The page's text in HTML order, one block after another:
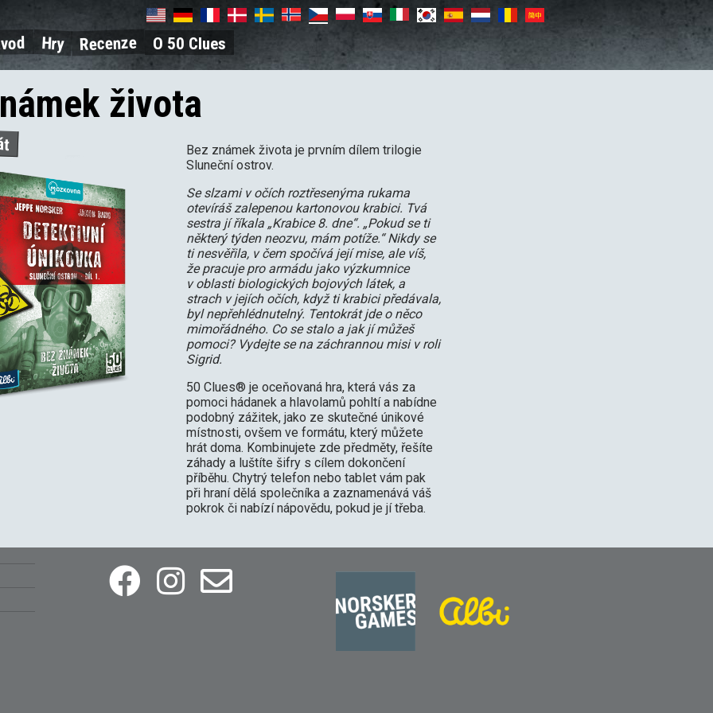
Hry Recenze O 50 Clues
života
Bez známek života je prvním dílem trilogie
Sluneční ostrov.
Se slzami v očích roztřesenýma rukama
otevíráš zalepenou kartonovou krabici. Tvá
sestra jí říkala „Krabice 8. dne“. „Pokud se ti
některý týden neozvu, mám potíže.“ Nikdy se
ti nesvěřila, v čem spočívá její mise, ale víš,
že pracuje pro armádu jako výzkumnice
v oblasti biologických bojových látek, a
strach v jejích očích, když ti krabici předávala,
byl nepřehlédnutelný. Tentokrát jde o něco
mimořádného. Co se stalo a jak jí můžeš
pomoci? Vydejte se na záchrannou misi v roli
Sigrid.
50 Clues® je oceňovaná hra, která vás za
pomoci hádanek a hlavolamů pohltí a nabídne
podobný zážitek, jako ze skutečné únikové
místnosti, ovšem ve formátu, který můžete
hrát doma. Kombinujete zde předměty, řešíte
záhady a luštíte šifry s cílem dokončení
příběhu. Chytrý telefon nebo tablet vám pak
při hraní dělá společníka a zaznamenává váš
pokrok či nabízí nápovědu, pokud je jí třeba.